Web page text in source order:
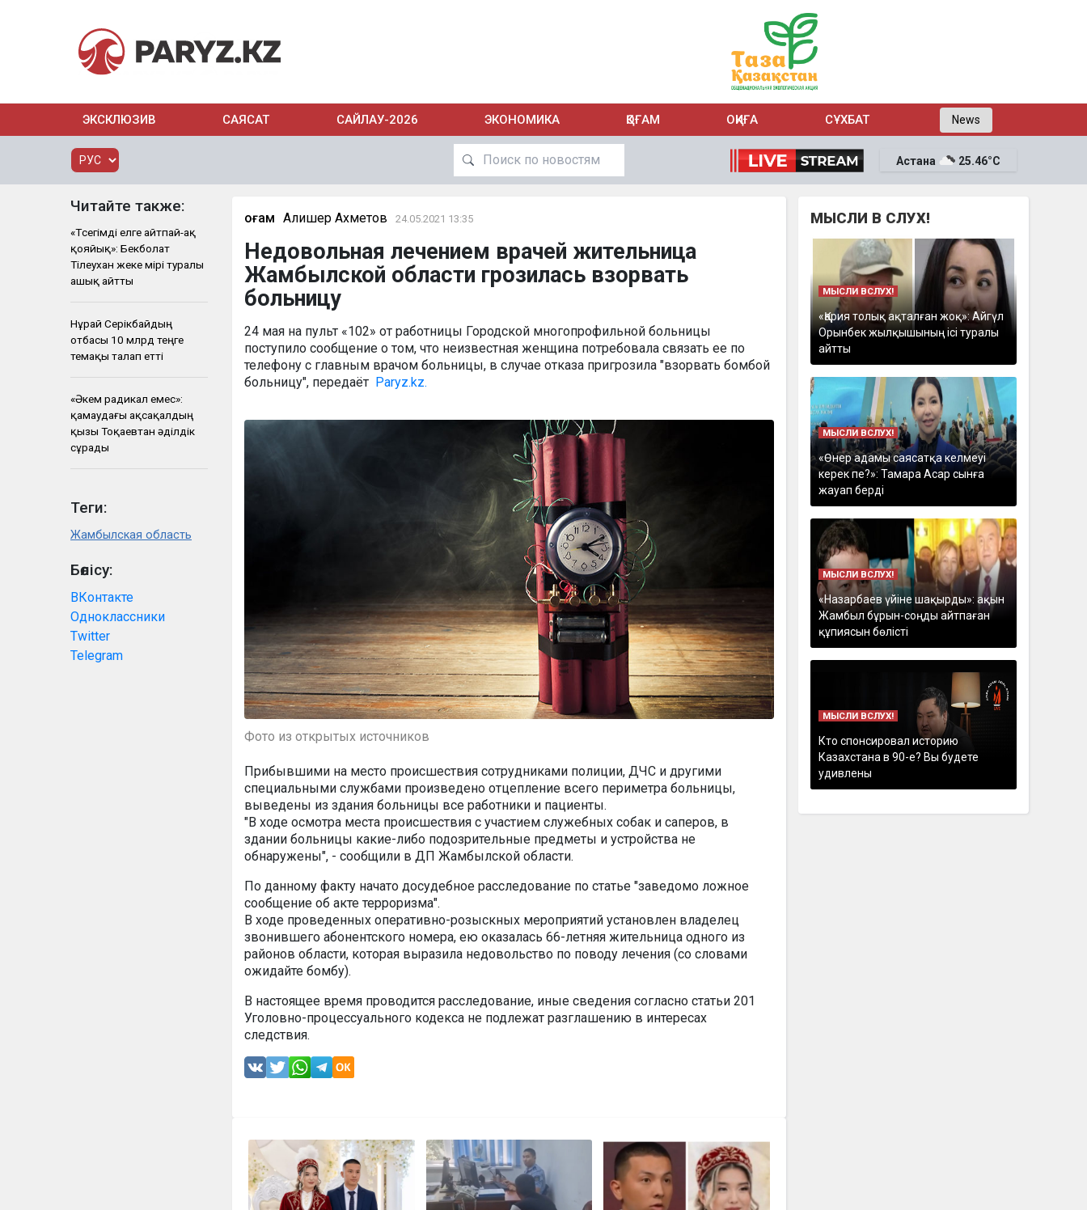
ЭКСКЛЮЗИВ САЯСАТ САЙЛАУ-2026 ЭКОНОМИКА ҚОҒАМ ОҚИҒА СҰХБАТ News
Астана 25.46°C
Читайте также:
«Төсегімді елге айтпай-ақ
қояйық»: Бекболат
Тілеухан жеке өмірі туралы
ашық айтты
Нұрай Серікбайдың
отбасы 10 млрд теңге
өтемақы талап етті
«Әкем радикал емес»:
қамаудағы ақсақалдың
қызы Тоқаевтан әділдік
сұрады
Теги:
Жамбылская область
Бөлісу:
ВКонтакте
Одноклассники
Twitter
Telegram
Қоғам Алишер Ахметов 24.05.2021 13:35
Недовольная лечением врачей жительница
Жамбылской области грозилась взорвать
больницу
24 мая на пульт «102» от работницы Городской многопрофильной больницы
поступило сообщение о том, что неизвестная женщина потребовала связать ее по
телефону с главным врачом больницы, в случае отказа пригрозила "взорвать бомбой
больницу", передаёт Paryz.kz.
Фото из открытых источников
Прибывшими на место происшествия сотрудниками полиции, ДЧС и другими
специальными службами произведено отцепление всего периметра больницы,
выведены из здания больницы все работники и пациенты.
"В ходе осмотра места происшествия с участием служебных собак и саперов, в
здании больницы какие-либо подозрительные предметы и устройства не
обнаружены", - сообщили в ДП Жамбылской области.
По данному факту начато досудебное расследование по статье "заведомо ложное
сообщение об акте терроризма".
В ходе проведенных оперативно-розыскных мероприятий установлен владелец
звонившего абонентского номера, ею оказалась 66-летняя жительница одного из
районов области, которая выразила недовольство по поводу лечения (со словами
ожидайте бомбу).
В настоящее время проводится расследование, иные сведения согласно статьи 201
Уголовно-процессуального кодекса не подлежат разглашению в интересах
следствия.
МЫСЛИ В СЛУХ!
МЫСЛИ ВСЛУХ!
«Қария толық ақталған жоқ»: Айгүл
Орынбек жылқышының ісі туралы
айтты
МЫСЛИ ВСЛУХ!
«Өнер адамы саясатқа келмеуі
керек пе?»: Тамара Асар сынға
жауап берді
МЫСЛИ ВСЛУХ!
«Назарбаев үйіне шақырды»: ақын
Жамбыл бұрын-соңды айтпаған
құпиясын бөлісті
МЫСЛИ ВСЛУХ!
Кто спонсировал историю
Казахстана в 90-е? Вы будете
удивлены